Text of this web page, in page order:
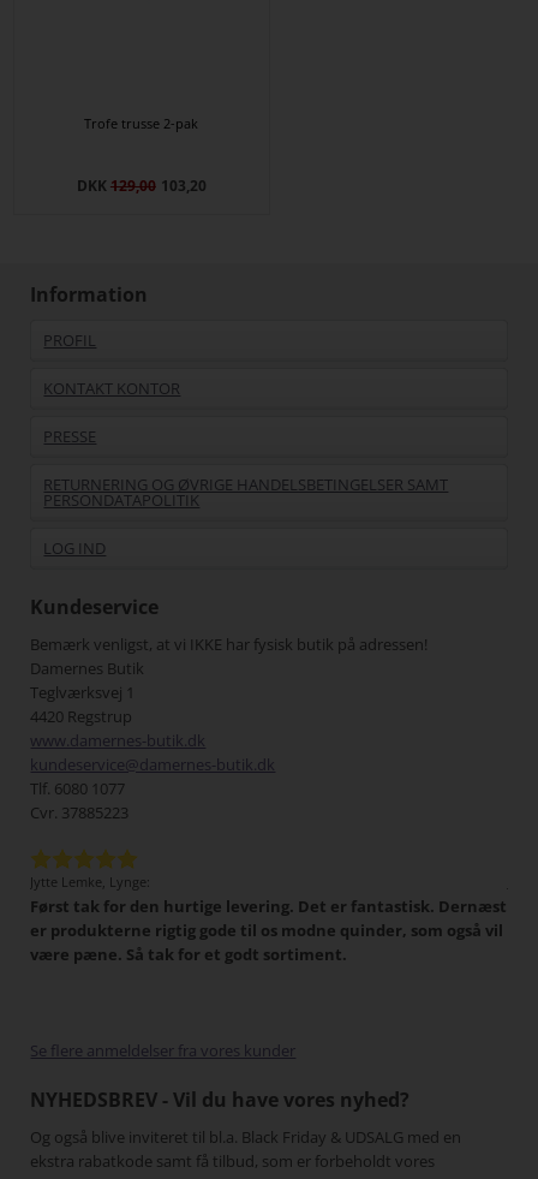
Trofe trusse 2-pak
DKK129,00 103,20
Information
PROFIL
KONTAKT KONTOR
PRESSE
RETURNERING OG ØVRIGE HANDELSBETINGELSER SAMT
PERSONDATAPOLITIK
LOG IND
Kundeservice
Bemærk venligst, at vi IKKE har fysisk butik på adressen!
Damernes Butik
Teglværksvej 1
4420 Regstrup
www.damernes-butik.dk
kundeservice@damernes-butik.dk
Tlf. 6080 1077
Cvr. 37885223
Jytte Lemke, Lynge:
Først tak for den hurtige levering. Det er fantastisk. Dernæst
er produkterne rigtig gode til os modne quinder, som også vil
være pæne. Så tak for et godt sortiment.
Se flere anmeldelser fra vores kunder
NYHEDSBREV - Vil du have vores nyhed?
Og også blive inviteret til bl.a. Black Friday & UDSALG med en
ekstra rabatkode samt få tilbud, som er forbeholdt vores